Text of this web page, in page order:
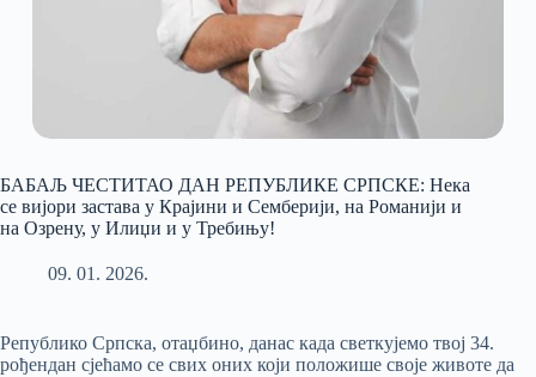
БАБАЉ ЧЕСТИТАО ДАН РЕПУБЛИКЕ СРПСКЕ: Нека
се вијори застава у Крајини и Семберији, на Романији и
на Озрену, у Илиџи и у Требињу!
09. 01. 2026.
Републико Српска, отаџбино, данас када светкујемо твој 34.
рођендан сјећамо се свих оних који положише своје животе да